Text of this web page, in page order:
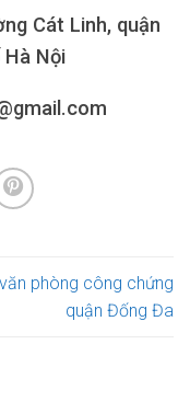
Cát Linh, quận
Nội
phòng công chứng
quận Đống Đa